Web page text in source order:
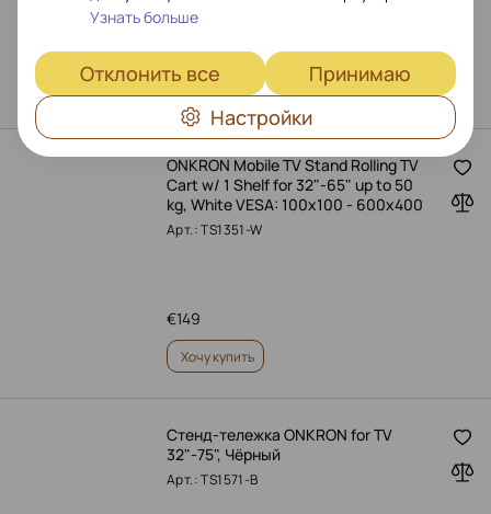
Оформить предзаказ
ONKRON Mobile TV Stand Rolling TV
Cart w/ 1 Shelf for 32"-65" up to 50
kg, White VESA: 100x100 - 600x400
Арт.: TS1351-W
149
€
Хочу купить
Стенд-тележка ONKRON for TV
32"-75", Чёрный
Арт.: TS1571-B
Узнать больше
Отклонить все
Принимаю
Настройки